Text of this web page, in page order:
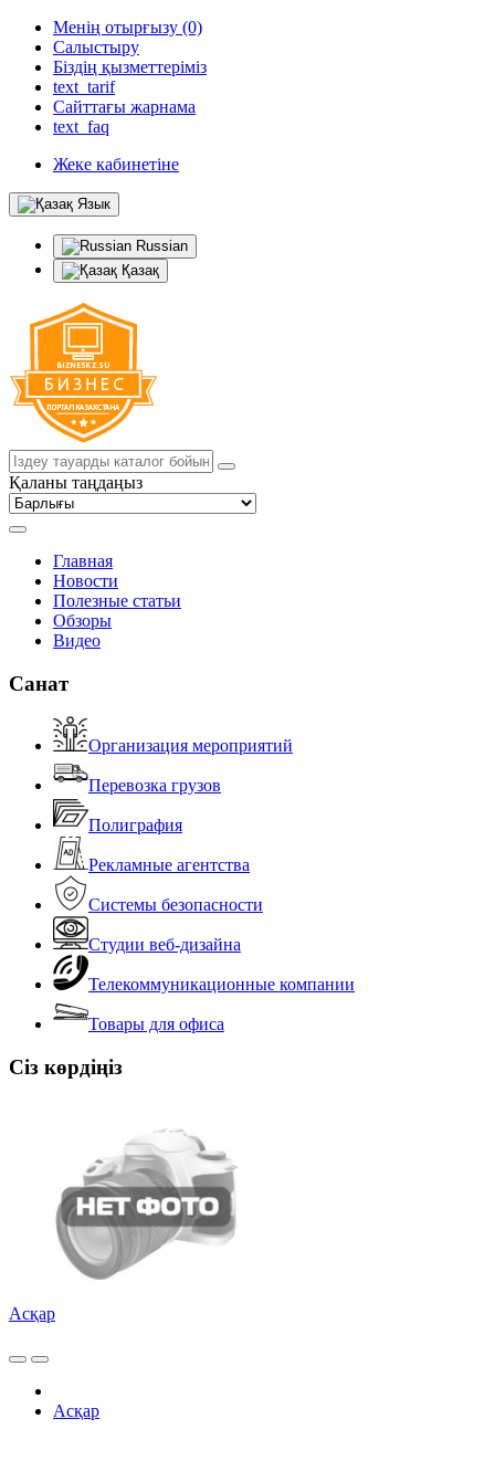
Менің отырғызу (0)
Салыстыру
Біздің қызметтеріміз
text_tarif
Сайттағы жарнама
text_faq
Жеке кабинетіне
Язык
Russian
Қазақ
Қаланы таңдаңыз
Главная
Новости
Полезные статьи
Обзоры
Видео
Санат
Организация мероприятий
Перевозка грузов
Полиграфия
Рекламные агентства
Системы безопасности
Студии веб-дизайна
Телекоммуникационные компании
Товары для офиса
Сіз көрдіңіз
Асқар
Асқар